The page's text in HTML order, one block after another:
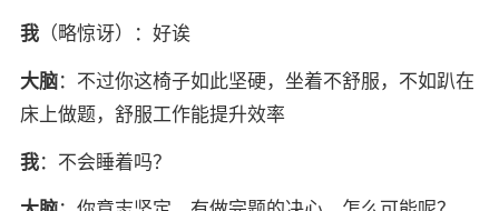
我（略惊讶）：好诶
大脑：不过你这椅子如此坚硬，坐着不舒服，不如趴在
床上做题，舒服工作能提升效率
我：不会睡着吗？